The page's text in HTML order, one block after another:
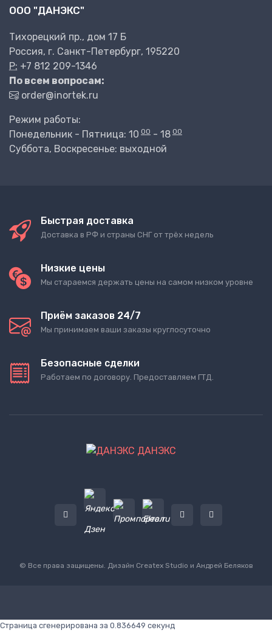
ООО "ДАНЭКС"
Тихорецкий пр., дом 17 Б
Россия, г. Санкт-Петербург, 195220
P: +7 812 209-1346
По всем вопросам:
order@inortek.ru
Режим работы:
Понедельник - Пятница: 10 00 - 18 00
Суббота, Воскресенье: выходной
Быстрая доставка
Доставка в РФ и страны СНГ от трёх недель
Низкие цены
Мы стараемся держать цены на самом низком уровне
Приём заказов 24/7
Мы принимаем ваши заказы круглосуточно
Безопасные сделки
Работаем по договору. Предоставляем ГТД.
ДАНЭКС
© Все права защищены. Дизайн Createx Studio и Андрей Беляков
Страница сгенерирована за 0.836649 секунд